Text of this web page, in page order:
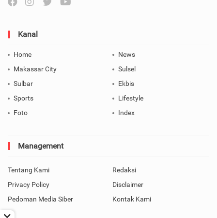
Kanal
Home
News
Makassar City
Sulsel
Sulbar
Ekbis
Sports
Lifestyle
Foto
Index
Management
Tentang Kami
Redaksi
Privacy Policy
Disclaimer
Pedoman Media Siber
Kontak Kami